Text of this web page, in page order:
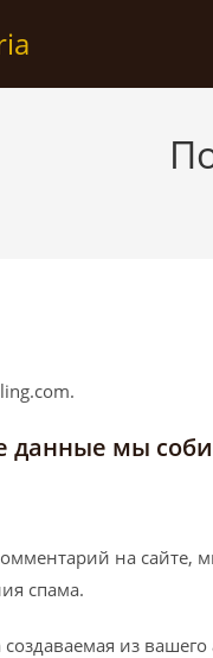
данные мы
на
спама.
из вашего